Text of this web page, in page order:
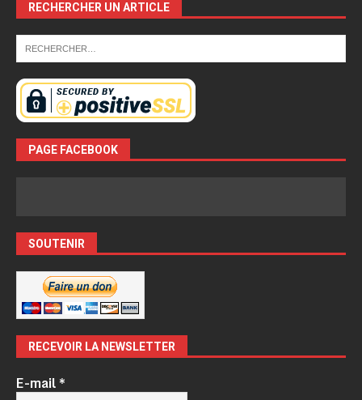
RECHERCHER UN ARTICLE
PAGE FACEBOOK
SOUTENIR
RECEVOIR LA NEWSLETTER
E-mail*